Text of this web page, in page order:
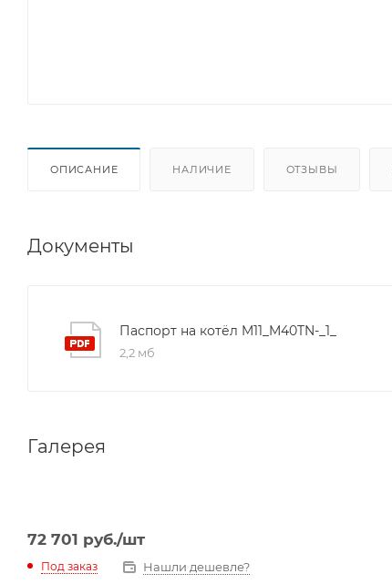
ОПИСАНИЕ НАЛИЧИЕ ОТЗЫВЫ
Документы
Паспорт на котёл M11_M40TN-_1_
2,2 мб
Галерея
72 701 руб./шт
Под заказ Нашли дешевле?